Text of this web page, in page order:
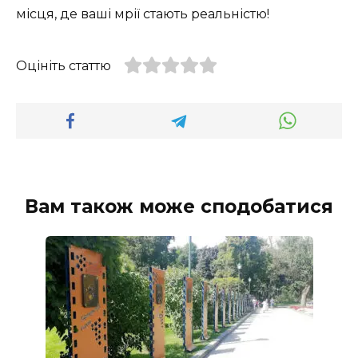
місця, де ваші мрії стають реальністю!
Оцініть статтю
Вам також може сподобатися